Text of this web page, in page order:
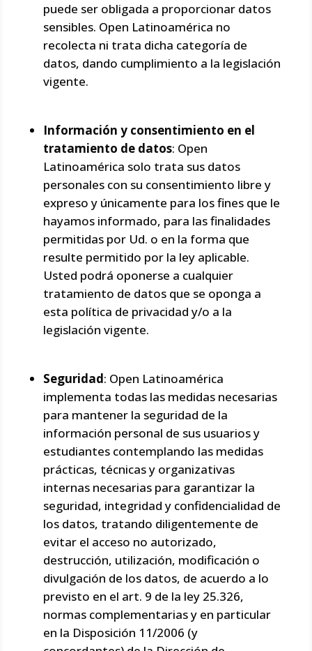
puede ser obligada a proporcionar datos
sensibles. Open Latinoamérica no
recolecta ni trata dicha categoría de
datos, dando cumplimiento a la legislación
vigente.
Información y consentimiento en el
tratamiento de datos: Open
Latinoamérica solo trata sus datos
personales con su consentimiento libre y
expreso y únicamente para los fines que le
hayamos informado, para las finalidades
permitidas por Ud. o en la forma que
resulte permitido por la ley aplicable.
Usted podrá oponerse a cualquier
tratamiento de datos que se oponga a
esta política de privacidad y/o a la
legislación vigente.
Seguridad: Open Latinoamérica
implementa todas las medidas necesarias
para mantener la seguridad de la
información personal de sus usuarios y
estudiantes contemplando las medidas
prácticas, técnicas y organizativas
internas necesarias para garantizar la
seguridad, integridad y confidencialidad de
los datos, tratando diligentemente de
evitar el acceso no autorizado,
destrucción, utilización, modificación o
divulgación de los datos, de acuerdo a lo
previsto en el art. 9 de la ley 25.326,
normas complementarias y en particular
en la Disposición 11/2006 (y